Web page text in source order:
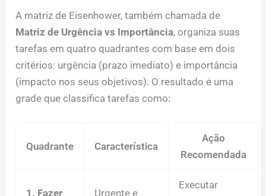
A matriz de Eisenhower, também chamada de
Matriz de Urgência vs Importância, organiza suas
tarefas em quatro quadrantes com base em dois
critérios: urgência (prazo imediato) e importância
(impacto nos seus objetivos). O resultado é uma
grade que classifica tarefas como:
Quadrante Característica
Ação
Recomendada
1. Fazer Urgente e
Executar